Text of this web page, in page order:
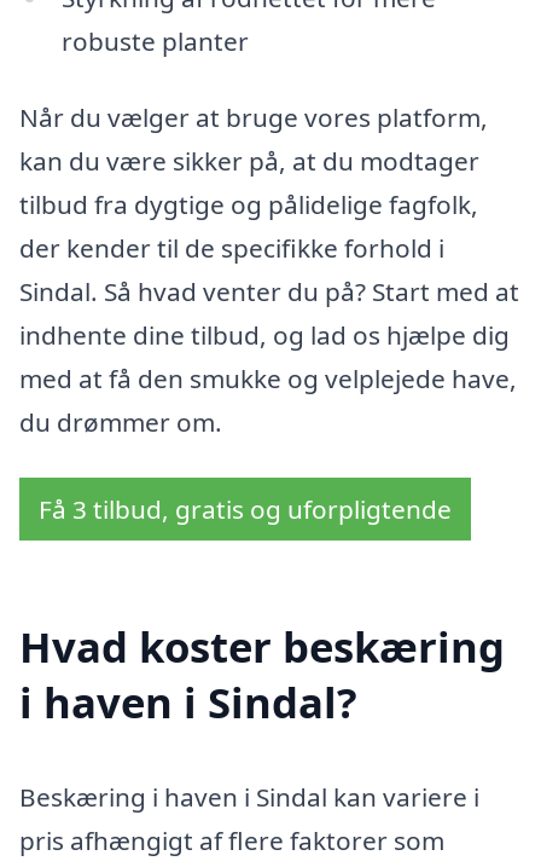
robuste planter
Når du vælger at bruge vores platform,
kan du være sikker på, at du modtager
tilbud fra dygtige og pålidelige fagfolk,
der kender til de specifikke forhold i
Sindal. Så hvad venter du på? Start med at
indhente dine tilbud, og lad os hjælpe dig
med at få den smukke og velplejede have,
du drømmer om.
Få 3 tilbud, gratis og uforpligtende
Hvad koster beskæring
i haven i Sindal?
Beskæring i haven i Sindal kan variere i
pris afhængigt af flere faktorer som